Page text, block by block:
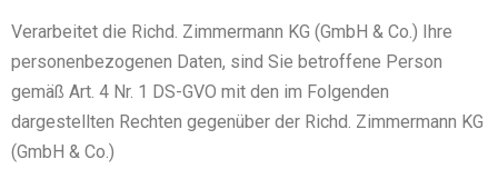
Verarbeitet die Richd. Zimmermann KG (GmbH & Co.) Ihre
personenbezogenen Daten, sind Sie betroffene Person
gemäß Art. 4 Nr. 1 DS-GVO mit den im Folgenden
dargestellten Rechten gegenüber der Richd. Zimmermann KG
(GmbH & Co.)